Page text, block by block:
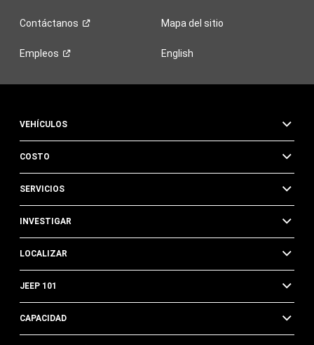
Contáctanos Mapa del sitio
Empleos English
VEHÍCULOS
COSTO
SERVICIOS
INVESTIGAR
LOCALIZAR
JEEP 101
CAPACIDAD